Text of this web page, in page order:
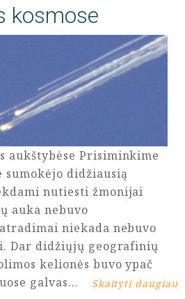
kosmose
aukštybėse Prisiminkime
sumokėjo didžiausią
nutiesti žmonijai
auka nebuvo
niekada nebuvo
Dar didžiųjų geografinių
kelionės buvo ypač
galvas…
Skaityti daugiau